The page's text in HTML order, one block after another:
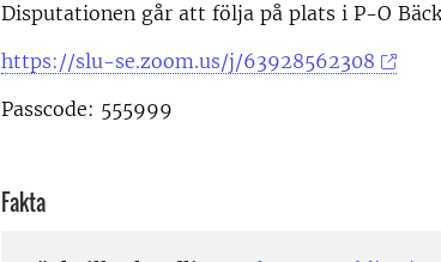
Disputationen går att följa på plats i P-O
https://slu-se.zoom.us/j/63928562308
Passcode: 555999
Fakta